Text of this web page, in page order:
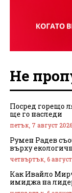
Не
Посред горещо
ще го наследи
петък, 7 август 2026
Румен Радев
върху
четвъртък, 6
Как Ивайло
имиджа на